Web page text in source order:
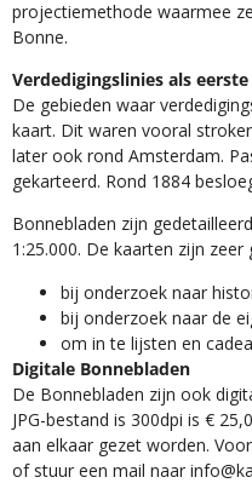
projectiemethode waarmee
Bonne.
Verdedigingslinies als
De gebieden waar
kaart. Dit waren vooral
later ook rond Amsterdam.
gekarteerd. Rond 1884
Bonnebladen zijn
1:25.000. De kaarten zijn zeer
​bij onderzoek naar
bij onderzoek naar de
om in te lijsten en
Digitale Bonnebladen
De Bonnebladen zijn ook
JPG-bestand is 300dpi is €
aan elkaar gezet worden.
of stuur een mail naar